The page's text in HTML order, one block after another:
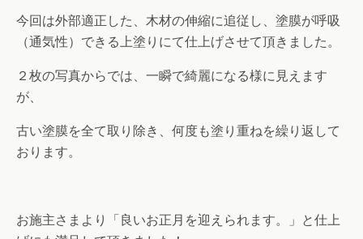
今回は外部適正した、木材の伸縮に追従し、塗膜が呼吸
（通気性）できる上塗りにて仕上げさせて頂きました。
２枚の写真からでは、一瞬で綺麗になる様に見えます
が、
古い塗膜を全て取り除き、何度も塗り重ねを繰り返して
おります。
お施主さまより「良いお正月を迎えられます。」と仕上